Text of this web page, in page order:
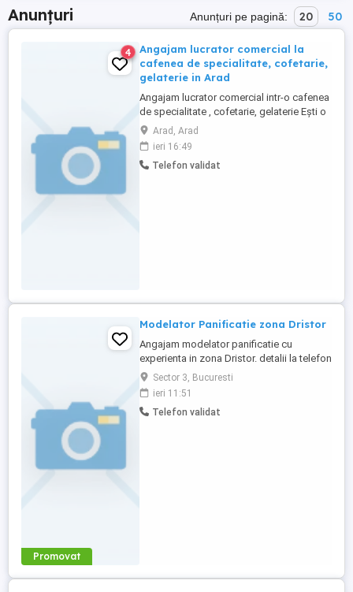
Anunțuri Anunțuri pe pagină: 20 50
4
Angajam lucrator comercial la
cafenea de specialitate, cofetarie,
gelaterie in Arad
Angajam lucrator comercial intr-o cafenea
de specialitate , cofetarie, gelaterie Ești o
persoană sociabilă, atentă și
responsabilă? Te așteptăm în echipa
noastră tânără și energică! Cerințe:
Atitudine pozitivă și dorința de a lucra cu
Arad, Arad
ieri 16:49
Telefon validat
Promovat
Modelator Panificatie zona Dristor
Angajam modelator panificatie cu
experienta in zona Dristor. detalii la telefon
Sector 3, Bucuresti
ieri 11:51
Telefon validat